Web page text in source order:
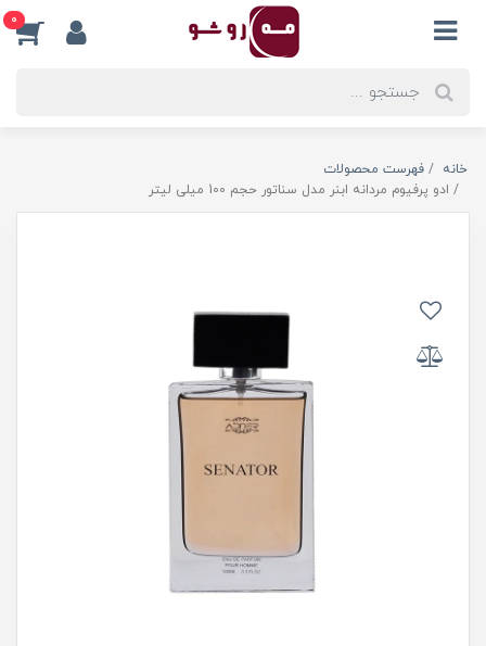
0
خانه
فهرست محصولات
ادو پرفیوم مردانه ابنر مدل سناتور حجم 100 میلی لیتر